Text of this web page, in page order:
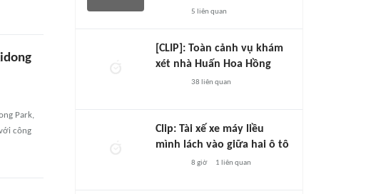
Park,
công
5 liên quan
[CLIP]: Toàn cảnh vụ khám
xét nhà Huấn Hoa Hồng
38 liên quan
Clip: Tài xế xe máy liều
mình lách vào giữa hai ô tô
8 giờ 1 liên quan